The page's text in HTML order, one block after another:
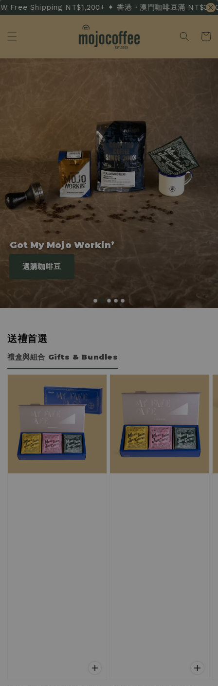
Shipping NT$1,200+ ✦ 香港・澳門咖啡豆滿
Got My Mojo Workin’
選購咖啡豆
送禮首選
禮盒與組合 Gifts & Bundles